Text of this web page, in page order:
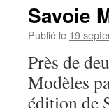
Savoie
Publié le 19
Près de
Modèles
édition de